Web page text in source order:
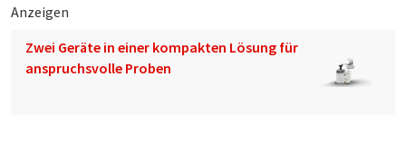
Anzeigen
Zwei Geräte in einer kompakten Lösung für
anspruchsvolle Proben